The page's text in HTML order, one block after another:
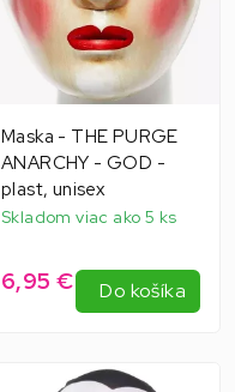
Maska - THE PURGE
ANARCHY - GOD -
plast, unisex
Skladom viac ako 5 ks
6,95 € Do košíka